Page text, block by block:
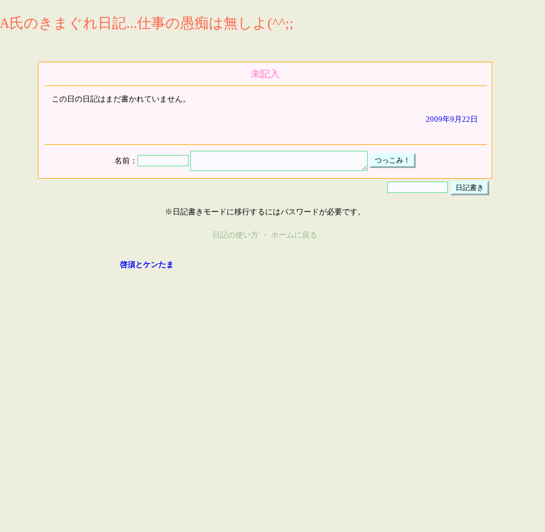
A氏のきまぐれ日記...仕事の愚痴は無しよ(^^;;
未記入
この日の日記はまだ書かれていません。
2009年9月22日
名前：
※日記書きモードに移行するにはパスワードが必要です。
日記の使い方 ・ ホームに戻る
啓須とケンたま